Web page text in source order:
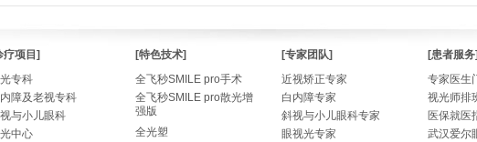
疗项目]
专科
障及老视专科
与小儿眼科
中心
[特色技术]
全飞秒SMILE pro手术
全飞秒SMILE pro散光增
强版
全光塑
[专家团队]
近视矫正专家
白内障专家
斜视与小儿眼科专家
眼视光专家
[患者服
专家医生
视光师排
医保就医
武汉爱尔